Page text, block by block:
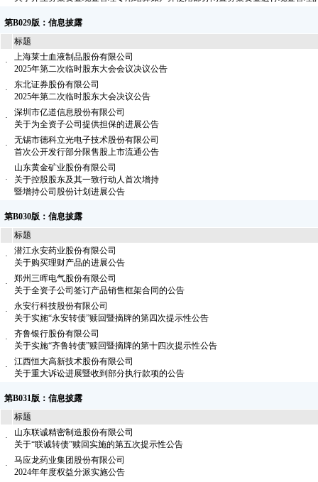
第B029版：信息披露
标题
·
上海莱士血液制品股份有限公司
2025年第二次临时股东大会会议决议公告
·
东北证券股份有限公司
2025年第二次临时股东大会决议公告
·
深圳市亿道信息股份有限公司
关于为全资子公司提供担保的进展公告
·
无锡市德科立光电子技术股份有限公司
首次公开发行部分限售股上市流通公告
·
山东黄金矿业股份有限公司
关于控股股东及其一致行动人首次增持
暨增持公司股份计划进展公告
第B030版：信息披露
标题
·
潜江永安药业股份有限公司
关于购买理财产品的进展公告
·
郑州三晖电气股份有限公司
关于全资子公司签订产品销售框架合同的公告
·
永安行科技股份有限公司
关于实施“永安转债”赎回暨摘牌的第四次提示性公告
·
齐鲁银行股份有限公司
关于实施“齐鲁转债”赎回暨摘牌的第十四次提示性公告
·
江西恒大高新技术股份有限公司
关于重大诉讼进展暨收到部分执行款项的公告
第B031版：信息披露
标题
·
山东联诚精密制造股份有限公司
关于“联诚转债”赎回实施的第五次提示性公告
·
马应龙药业集团股份有限公司
2024年年度权益分派实施公告